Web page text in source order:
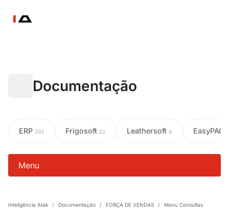
Documentação
ERP 203 Frigosoft 22 Leathersoft 8 EasyPAC
Menu
Inteligência Atak / Documentação / FORÇA DE VENDAS / Menu Consultas